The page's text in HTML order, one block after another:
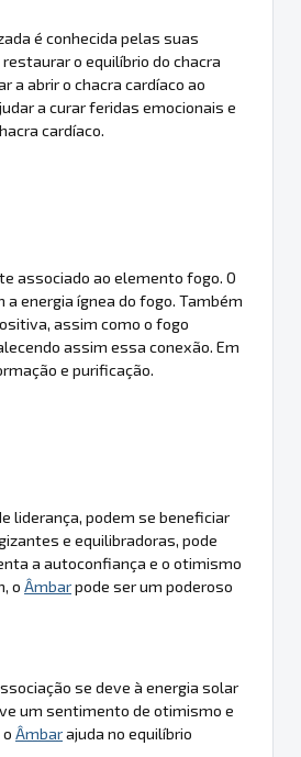
é conhecida pelas suas
o equilíbrio do chacra
a abrir o chacra cardíaco ao
a curar feridas emocionais e
cardíaco.
associado ao elemento fogo. O
energia ígnea do fogo. Também
assim como o fogo
assim essa conexão. Em
e purificação.
liderança, podem se beneficiar
e equilibradoras, pode
a autoconfiança e o otimismo
o Âmbarpode ser um poderoso
se deve à energia solar
um sentimento de otimismo e
Âmbarajuda no equilíbrio